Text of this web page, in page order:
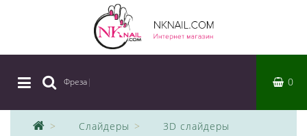
Фреза| 0
Слайдеры 3D слайдеры